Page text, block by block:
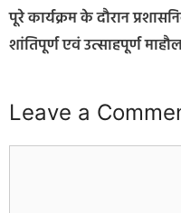
पूरे कार्यक्रम के दौरान
शांतिपूर्ण एवं उत्साहपूर्ण
Leave a